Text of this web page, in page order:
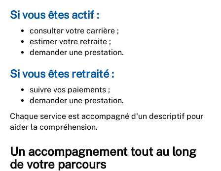
Si vous êtes actif :
consulter votre carrière ;
estimer votre retraite ;
demander une prestation.
Si vous êtes retraité :
suivre vos paiements ;
demander une prestation.
Chaque service est accompagné d'un descriptif pour
aider la compréhension.
Un accompagnement tout au long
de votre parcours